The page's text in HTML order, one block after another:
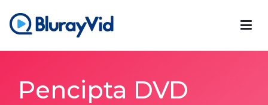
Video Blu-ray
Pencipta DVD